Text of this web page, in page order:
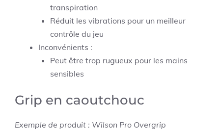
transpiration
Réduit les vibrations pour un meilleur
contrôle du jeu
Inconvénients :
Peut être trop rugueux pour les mains
sensibles
Grip en caoutchouc
Exemple de produit : Wilson Pro Overgrip